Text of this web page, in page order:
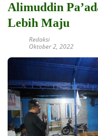
Alimuddin
Lebih Maju
Redaksi
Oktober 2, 2022